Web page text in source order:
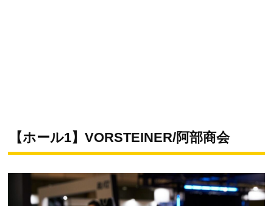
【ホール1】VORSTEINER/阿部商会